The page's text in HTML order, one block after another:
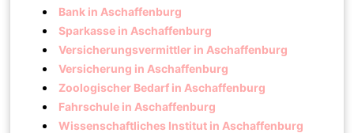
Bank in Aschaffenburg
Sparkasse in Aschaffenburg
Versicherungsvermittler in Aschaffenburg
Versicherung in Aschaffenburg
Zoologischer Bedarf in Aschaffenburg
Fahrschule in Aschaffenburg
Wissenschaftliches Institut in Aschaffenburg